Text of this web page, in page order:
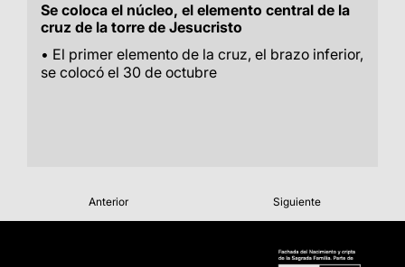
Se coloca el núcleo, el elemento central de la
cruz de la torre de Jesucristo
• El primer elemento de la cruz, el brazo inferior,
se colocó el 30 de octubre
Anterior Siguiente